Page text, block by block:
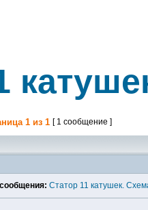
1 из 1 [ 1 сообщение ]
Статор 11 катушек.